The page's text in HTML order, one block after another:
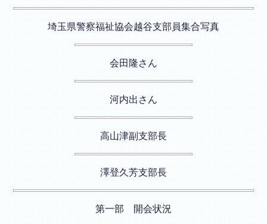
埼玉県警察福祉協会越谷支部員集合写真
会田隆さん
河内出さん
高山津副支部長
澤登久芳支部長
第一部 開会状況